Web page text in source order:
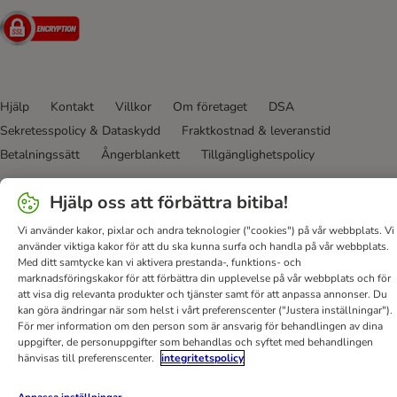
Security
Hjälp Kontakt Villkor Om företaget
DSA
Sekretesspolicy & Dataskydd
Fraktkostnad & leveranstid
Betalningssätt
Ångerblankett Tillgänglighetspolicy
bitiba GmbH
Hjälp oss att förbättra bitiba!
Vi använder kakor, pixlar och andra teknologier ("cookies") på vår webbplats. Vi
använder viktiga kakor för att du ska kunna surfa och handla på vår webbplats.
Med ditt samtycke kan vi aktivera prestanda-, funktions- och
marknadsföringskakor för att förbättra din upplevelse på vår webbplats och för
att visa dig relevanta produkter och tjänster samt för att anpassa annonser. Du
kan göra ändringar när som helst i vårt preferenscenter ("Justera inställningar").
För mer information om den person som är ansvarig för behandlingen av dina
uppgifter, de personuppgifter som behandlas och syftet med behandlingen
hänvisas till preferenscenter. integritetspolicy